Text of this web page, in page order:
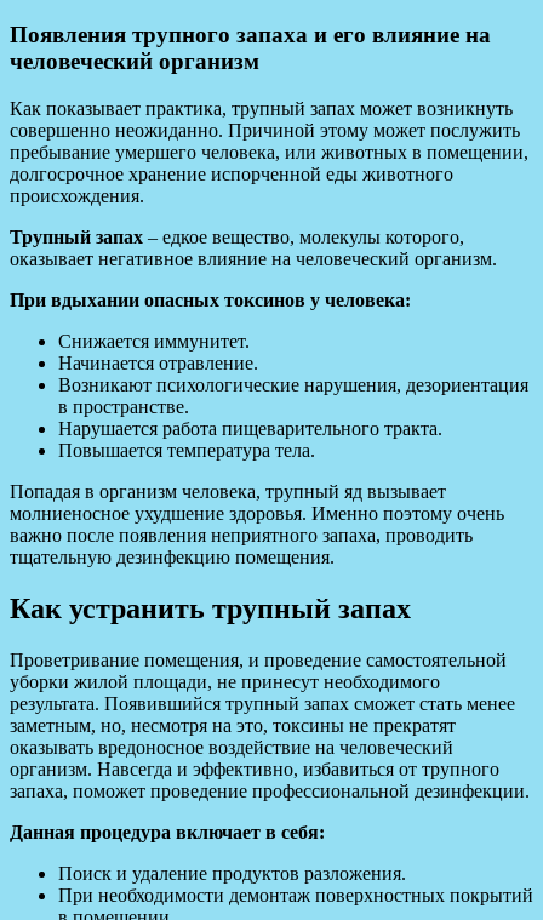
Появления трупного запаха и его влияние на
человеческий организм
Как показывает практика, трупный запах может возникнуть
совершенно неожиданно. Причиной этому может послужить
пребывание умершего человека, или животных в помещении,
долгосрочное хранение испорченной еды животного
происхождения.
Трупный запах – едкое вещество, молекулы которого,
оказывает негативное влияние на человеческий организм.
При вдыхании опасных токсинов у человека:
Снижается иммунитет.
Начинается отравление.
Возникают психологические нарушения, дезориентация
в пространстве.
Нарушается работа пищеварительного тракта.
Повышается температура тела.
Попадая в организм человека, трупный яд вызывает
молниеносное ухудшение здоровья. Именно поэтому очень
важно после появления неприятного запаха, проводить
тщательную дезинфекцию помещения.
Как устранить трупный запах
Проветривание помещения, и проведение самостоятельной
уборки жилой площади, не принесут необходимого
результата. Появившийся трупный запах сможет стать менее
заметным, но, несмотря на это, токсины не прекратят
оказывать вредоносное воздействие на человеческий
организм. Навсегда и эффективно, избавиться от трупного
запаха, поможет проведение профессиональной дезинфекции.
Данная процедура включает в себя:
Поиск и удаление продуктов разложения.
При необходимости демонтаж поверхностных покрытий